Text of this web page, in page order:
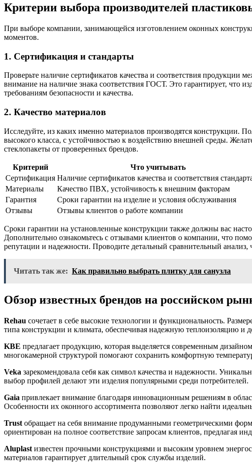
Критерии выбора производителей
При выборе компании, занимающейся изготовлением оконных
моментов.
1. Сертификация и стандарты
Проверьте наличие сертификатов качества и соответствия продукции
внимание на наличие знака соответствия ГОСТ. Это гарантирует, что
требованиям безопасности и качества.
2. Качество материалов
Исследуйте, из каких именно материалов производятся
высокого класса, с устойчивостью к воздействию внешней среды.
стеклопакеты от проверенных брендов.
Критерий
Что учитывать
Сертификация Наличие сертификатов качества и соответствия
Материалы
Качество ПВХ, устойчивость к внешним факторам
Гарантия
Сроки гарантии на изделие и условия обслуживания
Отзывы
Отзывы клиентов о работе компании
Сроки гарантии на установленные конструкции также должны вас
Дополнительно ознакомьтесь с отзывами клиентов о компании, что
репутации и надежности. Проводите детальный сравнительный анализ,
Читать так же: Как правильно выбрать плитку для санузла
Обзор известных брендов на российском
Rehau сочетает в себе высокие технологии и функциональность.
типа конструкции и климата, обеспечивая надежную теплоизоляцию и
KBE предлагает продукцию, которая выделяется современным
многокамерной структурой помогают сохранить комфортную
Veka зарекомендовала себя как символ качества и надежности.
выбор профилей делают эти изделия популярными среди потребителей.
Gaia привлекает внимание благодаря инновационным решениям в
Особенности их оконного ассортимента позволяют легко найти
Trust обращает на себя внимание продуманными геометрическими
ориентирован на полное соответствие запросам клиентов, предлагая
Aluplast известен прочными конструкциями и высоким уровнем
материалов гарантирует длительный срок службы изделий.